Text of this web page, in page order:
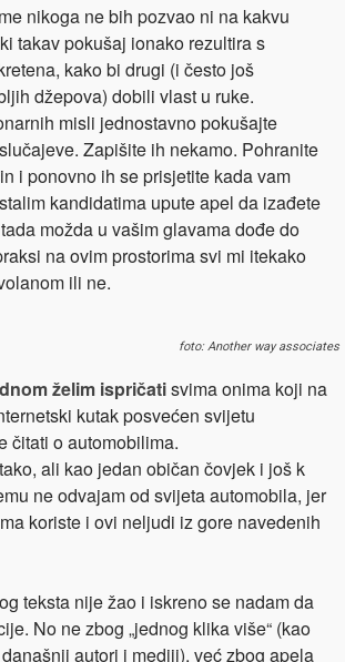
nikoga ne bih pozvao ni na kakvu
takav pokušaj ionako rezultira s
kako bi drugi (i često još
džepova) dobili vlast u ruke.
misli jednostavno pokušajte
Zapišite ih nekamo. Pohranite
i ponovno ih se prisjetite kada vam
kandidatima upute apel da izađete
možda u vašim glavama dođe do
na ovim prostorima svi mi itekako
ili ne.
foto: Another way associates
želim ispričatisvima onima koji na
kutak posvećen svijetu
čitati o automobilima.
ali kao jedan običan čovjek i još k
ne odvajam od svijeta automobila, jer
koriste i ovi neljudi iz gore navedenih
teksta nije žao i iskreno se nadam da
No ne zbog „jednog klika više“ (kao
autori i mediji), već zbog apela